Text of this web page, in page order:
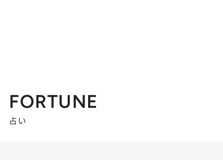
FORTUNE
占い